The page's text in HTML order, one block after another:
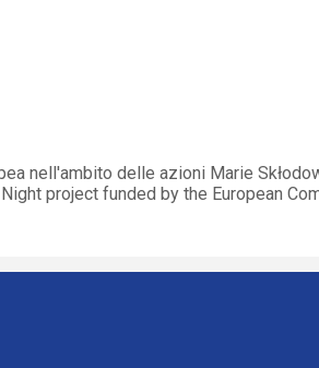
nell'ambito delle azioni Marie
project funded by the European